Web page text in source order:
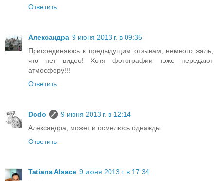
Ответить
Александра 9 июня 2013 г. в 09:35
Присоединяюсь к предыдущим отзывам, немного жаль,
что нет видео! Хотя фотографии тоже передают
атмосферу!!!
Ответить
Dodo
9 июня 2013 г. в 12:14
Александра, может и осмелюсь однажды.
Ответить
Tatiana Alsace 9 июня 2013 г. в 17:34